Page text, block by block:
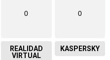
0
REALIDAD
VIRTUAL
0
KASPERSKY